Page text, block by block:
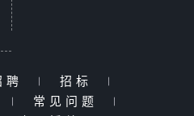
聘 | 招标
|
| 常见问题
|